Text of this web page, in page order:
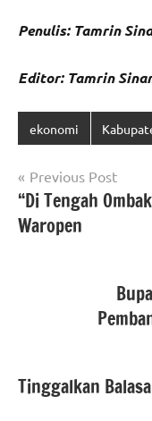
Penulis: Tamrin
Editor: Tamrin
ekonomi
Navigasi
pos
Previous Post
“Di Tengah
Waropen
Tinggalkan